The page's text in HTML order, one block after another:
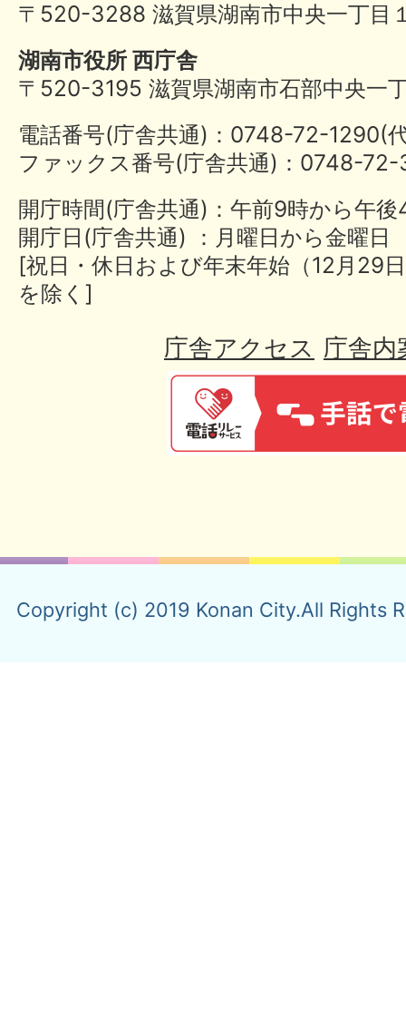
〒520-3288 滋賀県湖南市中央一丁目
湖南市役所 西庁舎
〒520-3195 滋賀県湖南市石部中央一
電話番号(庁舎共通)：0748-72-
ファックス番号(庁舎共通)：0748-
開庁時間(庁舎共通)：午前9時から午
開庁日(庁舎共通) ：月曜日から金曜日
[祝日・休日および年末年始（12月29
を除く]
庁舎アクセス 庁舎内
Copyright (c) 2019 Konan City.All Rights